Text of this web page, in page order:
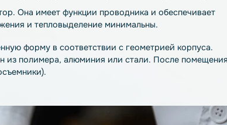
стандартно и включает в себя следующие
на которую в процессе производства
в зависимости от конкретного типа АБ;
мелкодисперсный синтетический углерод
батарей;
Она имеет функции проводника и